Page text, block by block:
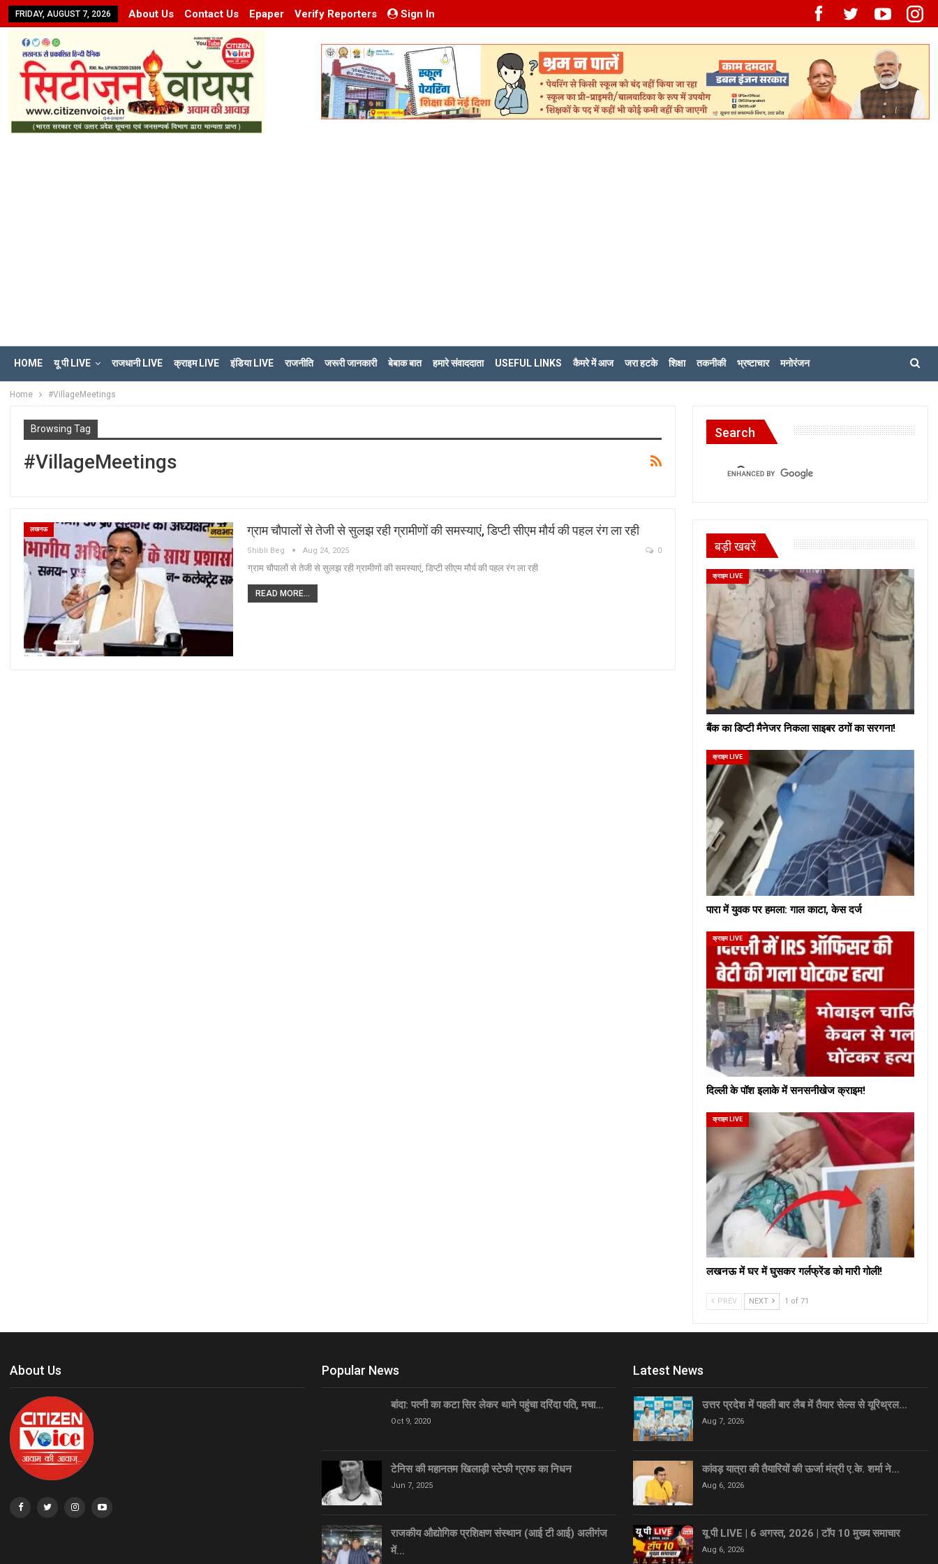
FRIDAY, AUGUST 7, 2026 About Us Contact Us Epaper Verify Reporters Sign In
HOME यू पी LIVE राजधानी LIVE क्राइम LIVE इंडिया LIVE राजनीति जरूरी जानकारी बेबाक बात हमारे संवाददाता USEFUL LINKS कैमरे में आज जरा हटके शिक्षा तकनीकी भ्रष्टाचार मनोरंजन
Home #VillageMeetings
Browsing Tag
#VillageMeetings
लखनऊ ग्राम चौपालों से तेजी से सुलझ रही ग्रामीणों की समस्याएं, डिप्टी सीएम मौर्य की पहल रंग ला रही
Shibli Beg Aug 24, 2025 0
ग्राम चौपालों से तेजी से सुलझ रही ग्रामीणों की समस्याएं, डिप्टी सीएम मौर्य की पहल रंग ला रही
READ MORE...
Search
बड़ी खबरें
क्राइम LIVE
बैंक का डिप्टी मैनेजर निकला साइबर ठगों का सरगना!
क्राइम LIVE
पारा में युवक पर हमला: गाल काटा, केस दर्ज
क्राइम LIVE
दिल्ली के पॉश इलाके में सनसनीखेज क्राइम!
क्राइम LIVE
लखनऊ में घर में घुसकर गर्लफ्रेंड को मारी गोली!
PREV NEXT 1 of 71
About Us Popular News
बांदा: पत्नी का कटा सिर लेकर थाने पहुंचा दरिंदा पति, मचा…
Oct 9, 2020
टेनिस की महानतम खिलाड़ी स्टेफी ग्राफ का निधन
Jun 7, 2025
राजकीय औद्योगिक प्रशिक्षण संस्थान (आई टी आई) अलीगंज
में…
Latest News
उत्तर प्रदेश में पहली बार लैब में तैयार सेल्स से यूरिथ्रल…
Aug 7, 2026
कांवड़ यात्रा की तैयारियों की ऊर्जा मंत्री ए.के. शर्मा ने…
Aug 6, 2026
यू पी LIVE | 6 अगस्त, 2026 | टॉप 10 मुख्य समाचार
Aug 6, 2026